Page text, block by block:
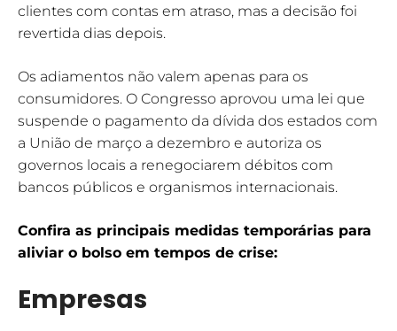
clientes com contas em atraso, mas a decisão foi
revertida dias depois.
Os adiamentos não valem apenas para os
consumidores. O Congresso aprovou uma lei que
suspende o pagamento da dívida dos estados com
a União de março a dezembro e autoriza os
governos locais a renegociarem débitos com
bancos públicos e organismos internacionais.
Confira as principais medidas temporárias para
aliviar o bolso em tempos de crise:
Empresas